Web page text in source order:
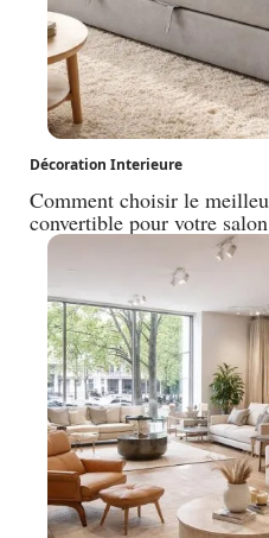
Décoration Interieure
Comment choisir le
convertible pour votre